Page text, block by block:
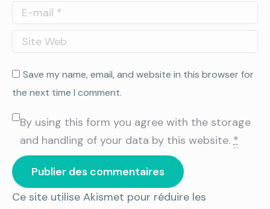
E-mail *
Site Web
Save my name, email, and website in this browser for
the next time I comment.
By using this form you agree with the storage
and handling of your data by this website. *
Publier des commentaires
Ce site utilise Akismet pour réduire les